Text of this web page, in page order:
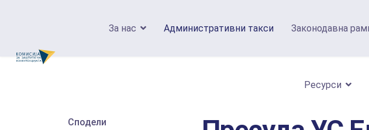
За нас Административни такси Законодавна
Ресурси
Сподели